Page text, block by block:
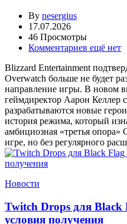
By nesergius
17.07.2026
46 Просмотры
Комментариев ещё нет
Blizzard Entertainment
Overwatch больше не будет
направление игры. В новом
геймдиректор Аарон Келлер
разрабатываются новые
история режима, который
амбициозная «третья опора»
игре, но без регулярного
Новости
Twitch Drops для Black
условия получения